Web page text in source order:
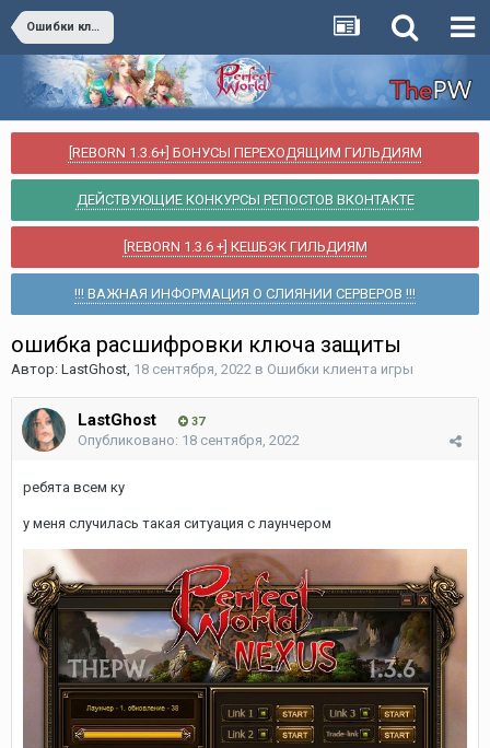
Ошибки клиента игры
[REBORN 1.3.6+] БОНУСЫ ПЕРЕХОДЯЩИМ ГИЛЬДИЯМ
ДЕЙСТВУЮЩИЕ КОНКУРСЫ РЕПОСТОВ ВКОНТАКТЕ
[REBORN 1.3.6 +] КЕШБЭК ГИЛЬДИЯМ
!!! ВАЖНАЯ ИНФОРМАЦИЯ О СЛИЯНИИ СЕРВЕРОВ !!!
ошибка расшифровки ключа защиты
Автор: LastGhost, 18 сентября, 2022 в Ошибки клиента игры
LastGhost 37
Опубликовано: 18 сентября, 2022
ребята всем ку
у меня случилась такая ситуация с лаунчером